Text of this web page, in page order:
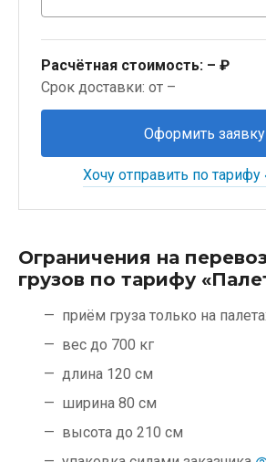
Расчётная стоимость: – ₽
Срок доставки: от –
Оформить заявку
Хочу отправить по тарифу
Ограничения на
грузов по тарифу
приём груза только на
вес до 700 кг
длина 120 см
ширина 80 см
высота до 210 см